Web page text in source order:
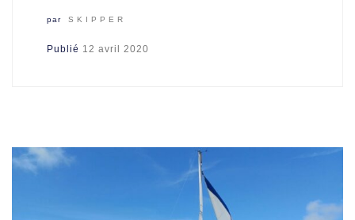
par SKIPPER
Publié 12 avril 2020